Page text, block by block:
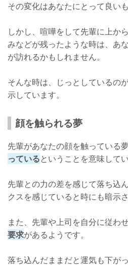
その変化はあなたにとって良い
しかし、喧嘩をして先輩に上か
みなどが残ったような時は、あ
が訪れるかもしれません。
そんな時は、じっとしているの
示しています。
顔を触られる夢
先輩があなたの顔を触っている
っているということを意味して
先輩との力の差を感じて落ち込
クスを感じていると時にも暗示
また、先輩や上司を自分に従わ
要求があるようです。
落ち込んだままだと運気も下が